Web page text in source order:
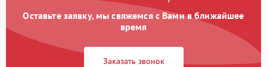
Оставьте заявку, мы свяжемся с Вами в ближайшее
время
Заказать звонок